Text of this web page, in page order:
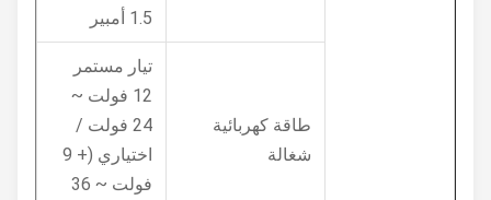
طاقة كهربائية
شغالة
تيار مستمر
12 فولت ~
24 فولت /
اختياري (+ 9
فولت ~ 36